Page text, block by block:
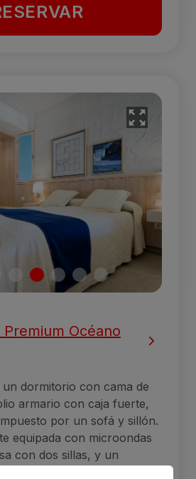
Océano
dormitorio con cama de
armario con caja fuerte,
por un sofá y sillón.
equipada con microondas
con dos sillas, y un